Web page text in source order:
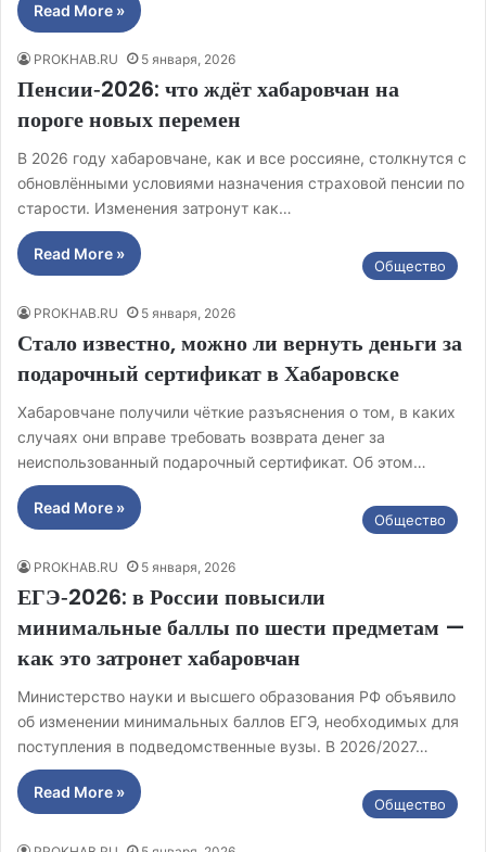
Read More »
PROKHAB.RU 5 января, 2026
Пенсии‑2026: что ждёт хабаровчан на
пороге новых перемен
В 2026 году хабаровчане, как и все россияне, столкнутся с
обновлёнными условиями назначения страховой пенсии по
старости. Изменения затронут как…
Read More »
Общество
PROKHAB.RU 5 января, 2026
Стало известно, можно ли вернуть деньги за
подарочный сертификат в Хабаровске
Хабаровчане получили чёткие разъяснения о том, в каких
случаях они вправе требовать возврата денег за
неиспользованный подарочный сертификат. Об этом…
Read More »
Общество
PROKHAB.RU 5 января, 2026
ЕГЭ‑2026: в России повысили
минимальные баллы по шести предметам —
как это затронет хабаровчан
Министерство науки и высшего образования РФ объявило
об изменении минимальных баллов ЕГЭ, необходимых для
поступления в подведомственные вузы. В 2026/2027…
Read More »
Общество